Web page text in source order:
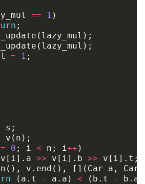
== 1 )
;
( lazy_mul );
( lazy_mul );
= 1 ;
s ;
v ( n );
= 0 ; i < n ; i++ )
v [ i]. a >> v [ i]. b >> v [ i]. t ;
(), v . end (), []( Car a , Car
( a . t - a . a ) < ( b . t - b . a